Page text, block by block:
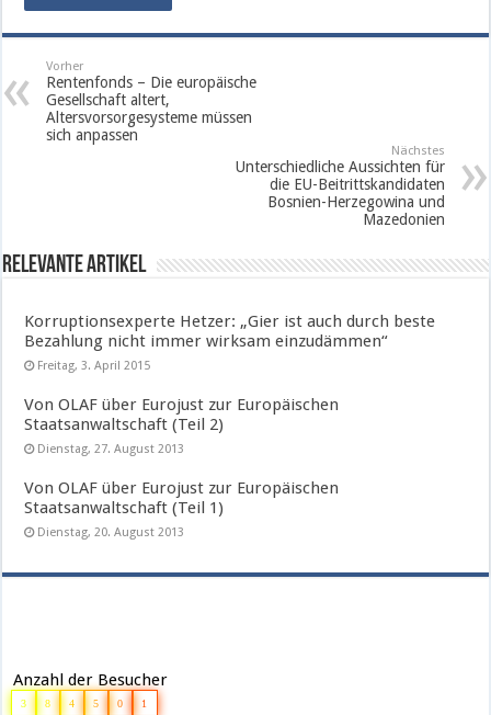
Vorher
Rentenfonds – Die europäische
Gesellschaft altert,
Altersvorsorgesysteme müssen
sich anpassen
Nächstes
Unterschiedliche Aussichten für
die EU-Beitrittskandidaten
Bosnien-Herzegowina und
Mazedonien
Relevante Artikel
Korruptionsexperte Hetzer: „Gier ist auch durch beste
Bezahlung nicht immer wirksam einzudämmen“
Freitag, 3. April 2015
Von OLAF über Eurojust zur Europäischen
Staatsanwaltschaft (Teil 2)
Dienstag, 27. August 2013
Von OLAF über Eurojust zur Europäischen
Staatsanwaltschaft (Teil 1)
Dienstag, 20. August 2013
Anzahl der Besucher
3 8 4 5 0 1